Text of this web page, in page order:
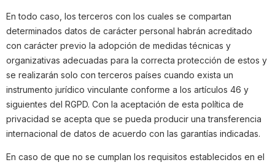
En todo caso, los terceros con los cuales se compartan
determinados datos de carácter personal habrán acreditado
con carácter previo la adopción de medidas técnicas y
organizativas adecuadas para la correcta protección de estos y
se realizarán solo con terceros países cuando exista un
instrumento jurídico vinculante conforme a los artículos 46 y
siguientes del RGPD. Con la aceptación de esta política de
privacidad se acepta que se pueda producir una transferencia
internacional de datos de acuerdo con las garantías indicadas.
En caso de que no se cumplan los requisitos establecidos en el